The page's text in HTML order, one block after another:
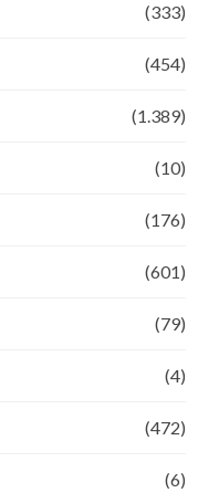
(333)
(454)
(1.389)
(10)
(176)
(601)
(79)
(4)
(472)
(6)